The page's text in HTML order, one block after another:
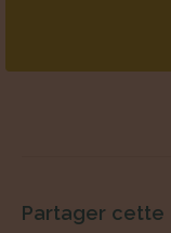
Partager cette